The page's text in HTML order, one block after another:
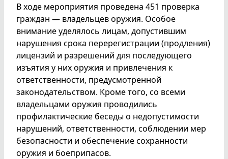
В ходе мероприятия проведена 451 проверка
граждан — владельцев оружия. Особое
внимание уделялось лицам, допустившим
нарушения срока перерегистрации (продления)
лицензий и разрешений для последующего
изъятия у них оружия и привлечения к
ответственности, предусмотренной
законодательством. Кроме того, со всеми
владельцами оружия проводились
профилактические беседы о недопустимости
нарушений, ответственности, соблюдении мер
безопасности и обеспечение сохранности
оружия и боеприпасов.